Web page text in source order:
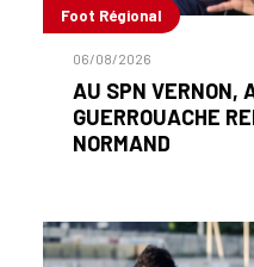
Foot Régional
06/08/2026
AU SPN VERNON,
GUERROUACHE
NORMAND